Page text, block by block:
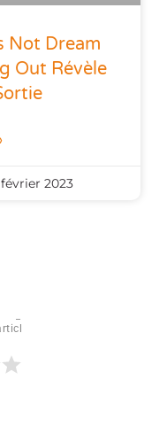
Not Dream
Out Révèle
février 2023